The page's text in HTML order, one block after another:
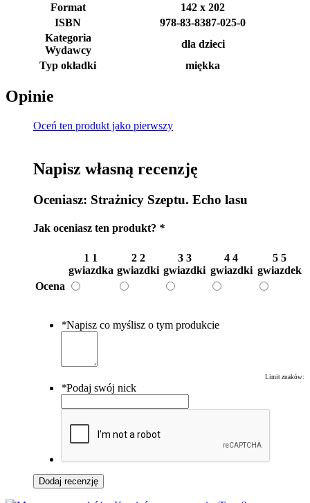
Format
142 x 202
ISBN
978-83-8387-025-0
Kategoria
Wydawcy
dla dzieci
Typ okładki
miękka
Opinie
Oceń ten produkt jako pierwszy
Napisz własną recenzję
Oceniasz: Strażnicy Szeptu. Echo lasu
Jak oceniasz ten produkt? *
1 1
gwiazdka
2 2
gwiazdki
3 3
gwiazdki
4 4
gwiazdki
5 5
gwiazdek
Ocena
*Napisz co myślisz o tym produkcie
Limit znaków:
*Podaj swój nick
Dodaj recenzję